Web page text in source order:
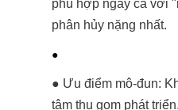
phù hợp ngay cả với
phân hủy nặng nhất.
●
● Ưu điểm mô-đun:
tâm thu gom phát